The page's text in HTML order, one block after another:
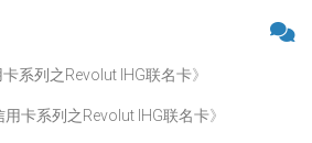
系列之Revolut IHG联名卡》
用卡系列之Revolut IHG联名卡》